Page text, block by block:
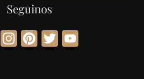
Seguinos
Facebook
Instagram
Pinterest
Twitter